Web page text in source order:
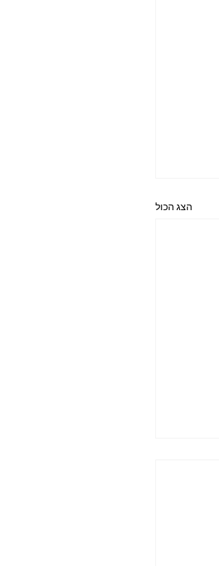
הצג הכול